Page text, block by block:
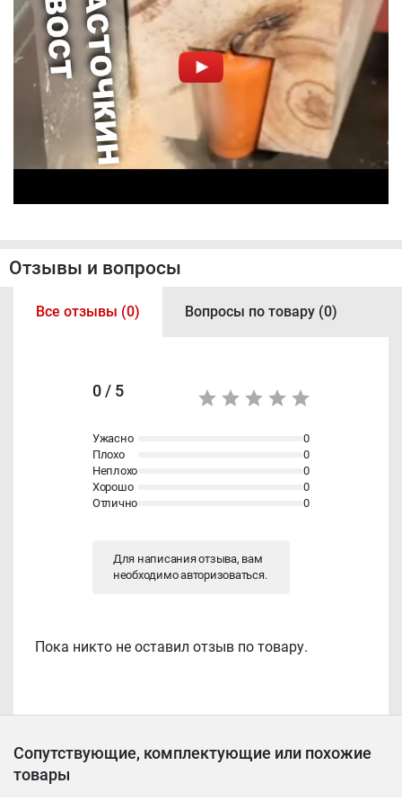
Отзывы и вопросы
Все отзывы (0) Вопросы по товару (0)
Пока никто не оставил отзыв по товару.
0 / 5
Ужасно
0
Плохо
0
Неплохо
0
Хорошо
0
Отлично
0
Для написания отзыва, вам
необходимоавторизоваться.
Сопутствующие, комплектующие или похожие
товары